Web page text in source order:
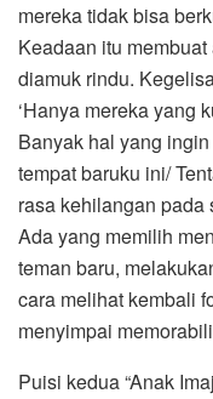
mereka tidak bisa
Keadaan itu
diamuk rindu.
‘Hanya mereka yang
Banyak hal yang
tempat baruku ini/
rasa kehilangan pada
Ada yang memilih
teman baru,
cara melihat kembali
menyimpai
Puisi kedua “Anak